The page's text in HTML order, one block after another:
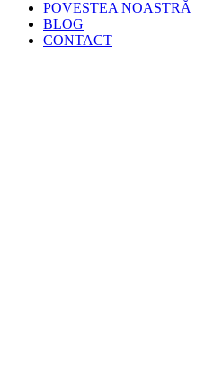
POVESTEA NOASTRĂ
BLOG
CONTACT